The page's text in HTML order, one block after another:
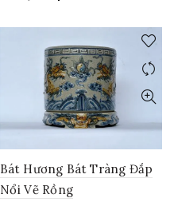
Bát Hương Bát Tràng Đắp
Nổi Vẽ Rồng